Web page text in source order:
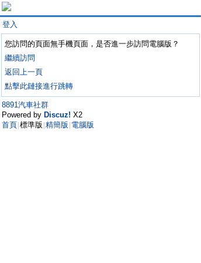
登入
您訪問的頁面無手機頁面，是否進一步訪問電腦版？
繼續訪問
返回上一頁
點擊此鏈接進行跳轉
8891汽車社群
Powered by Discuz! X2
首頁 標準版 精簡版 電腦版